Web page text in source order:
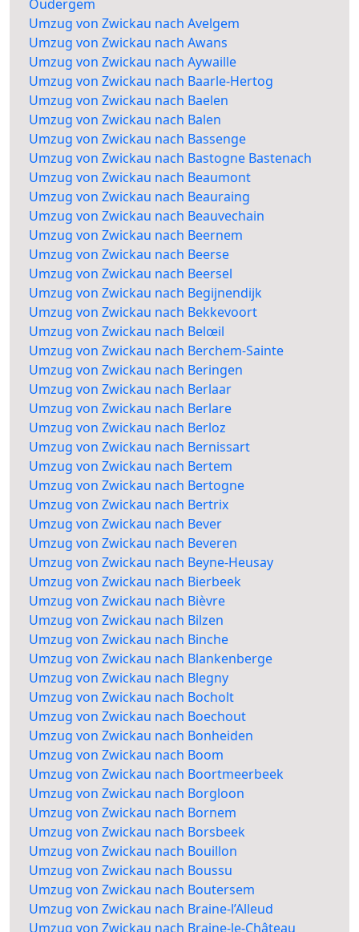
Oudergem
Umzug von Zwickau nach Avelgem
Umzug von Zwickau nach Awans
Umzug von Zwickau nach Aywaille
Umzug von Zwickau nach Baarle-Hertog
Umzug von Zwickau nach Baelen
Umzug von Zwickau nach Balen
Umzug von Zwickau nach Bassenge
Umzug von Zwickau nach Bastogne Bastenach
Umzug von Zwickau nach Beaumont
Umzug von Zwickau nach Beauraing
Umzug von Zwickau nach Beauvechain
Umzug von Zwickau nach Beernem
Umzug von Zwickau nach Beerse
Umzug von Zwickau nach Beersel
Umzug von Zwickau nach Begijnendijk
Umzug von Zwickau nach Bekkevoort
Umzug von Zwickau nach Belœil
Umzug von Zwickau nach Berchem-Sainte
Umzug von Zwickau nach Beringen
Umzug von Zwickau nach Berlaar
Umzug von Zwickau nach Berlare
Umzug von Zwickau nach Berloz
Umzug von Zwickau nach Bernissart
Umzug von Zwickau nach Bertem
Umzug von Zwickau nach Bertogne
Umzug von Zwickau nach Bertrix
Umzug von Zwickau nach Bever
Umzug von Zwickau nach Beveren
Umzug von Zwickau nach Beyne-Heusay
Umzug von Zwickau nach Bierbeek
Umzug von Zwickau nach Bièvre
Umzug von Zwickau nach Bilzen
Umzug von Zwickau nach Binche
Umzug von Zwickau nach Blankenberge
Umzug von Zwickau nach Blegny
Umzug von Zwickau nach Bocholt
Umzug von Zwickau nach Boechout
Umzug von Zwickau nach Bonheiden
Umzug von Zwickau nach Boom
Umzug von Zwickau nach Boortmeerbeek
Umzug von Zwickau nach Borgloon
Umzug von Zwickau nach Bornem
Umzug von Zwickau nach Borsbeek
Umzug von Zwickau nach Bouillon
Umzug von Zwickau nach Boussu
Umzug von Zwickau nach Boutersem
Umzug von Zwickau nach Braine-l’Alleud
Umzug von Zwickau nach Braine-le-Château